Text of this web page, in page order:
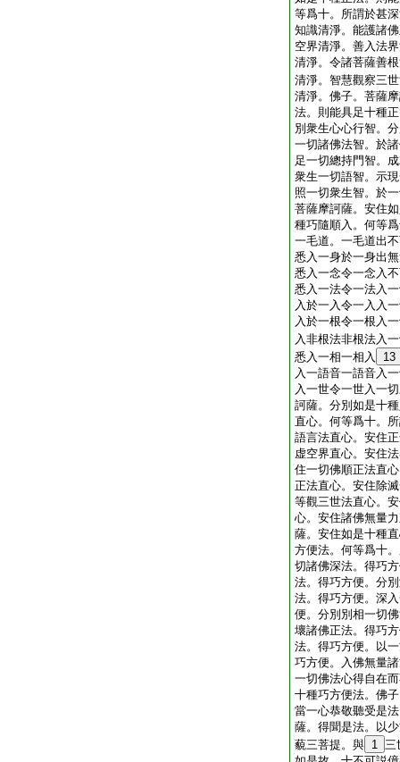
等爲十。所謂於甚
知識清淨。能護諸
空界清淨。善入法
清淨。令諸菩薩善
清淨。智慧觀察三
清淨。佛子。菩薩
法。則能具足十種
別衆生心心行智。
一切諸佛法智。於
足一切總持門智。
衆生一切語智。示
照一切衆生智。於
菩薩摩訶薩。安住
種巧隨順入。何等
一毛道。一毛道出
悉入一身於一身出
悉入一念令一念入
悉入一法令一法入
入於一入令一入入
入於一根令一根入
入非根法非根法入
悉入一相一相入
13
入一語音一語音入
入一世令一世入一
訶薩。分別如是十
直心。何等爲十。
語言法直心。安住
虚空界直心。安住
住一切佛順正法直
正法直心。安住除
等觀三世法直心。
心。安住諸佛無量
薩。安住如是十種
方便法。何等爲十
切諸佛深法。得巧
法。得巧方便。分
法。得巧方便。深
便。分別別相一切
壞諸佛正法。得巧
法。得巧方便。以
巧方便。入佛無量
一切佛法心得自在
十種巧方便法。佛
當一心恭敬聽受是
薩。得聞是法。以
藐三菩提。與 1 三